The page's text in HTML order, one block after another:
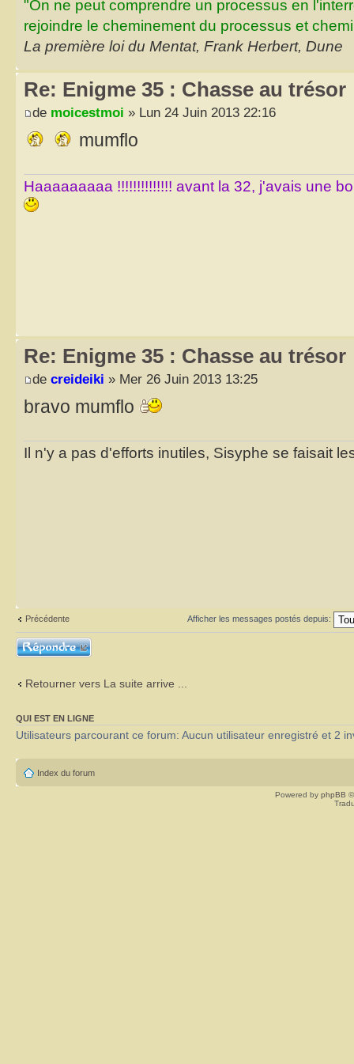
"On ne peut comprendre un processus en
rejoindre le cheminement du processus et
La première loi du Mentat, Frank Herbert, Dune
Re: Enigme 35 : Chasse au trésor
de moicestmoi » Lun 24 Juin 2013 22:16
mumflo
Haaaaaaaaa !!!!!!!!!!!!!! avant la 32, j'avais une
Re: Enigme 35 : Chasse au trésor
de creideiki » Mer 26 Juin 2013 13:25
bravo mumflo
Il n'y a pas d'efforts inutiles, Sisyphe se faisait
Précédente Afficher les messages postés depuis:
Répondre
Retourner vers La suite arrive ...
QUI EST EN LIGNE
Utilisateurs parcourant ce forum: Aucun utilisateur enregistré et 2
Index du forum
Powered by phpBB